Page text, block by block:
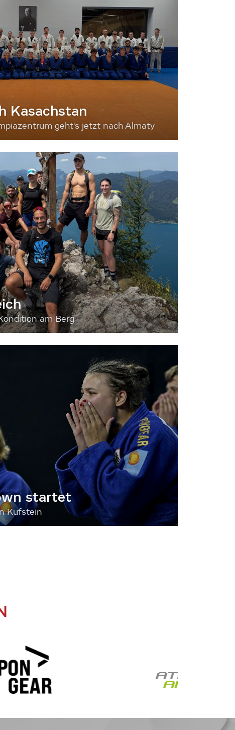
Kasachstan
geht's jetzt nach Almaty
am Berg
startet
Kufstein